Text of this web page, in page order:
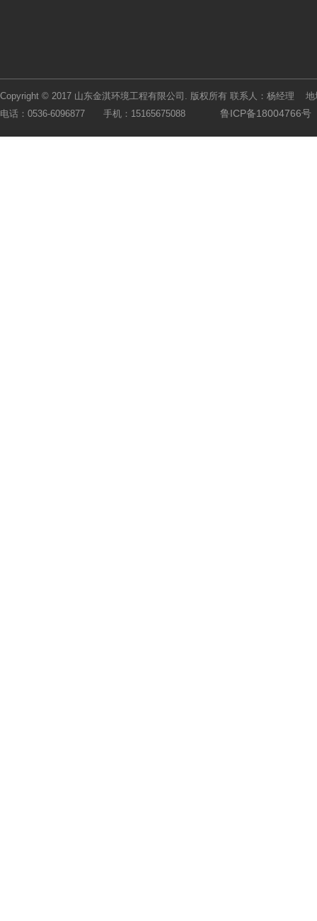
Copyright © 2017 山东金淇环境工程有限公司. 版权所有 联系人：杨经理 地
电话：0536-6096877 手机：15165675088
鲁ICP备18004766号